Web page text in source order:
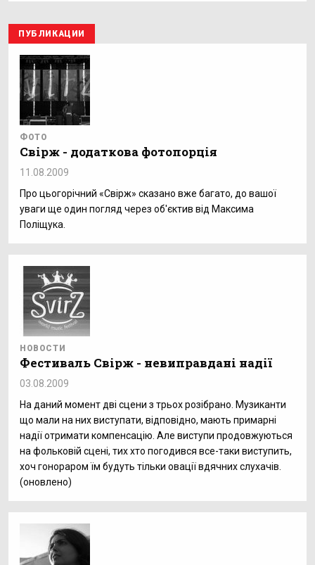
ПУБЛИКАЦИИ
ФОТО
Свірж - додаткова фотопорція
11.08.2009
Про цьогорічний «Свірж» сказано вже багато, до вашої
уваги ще один погляд через об'єктив від Максима
Поліщука.
НОВОСТИ
Фестиваль Свірж - невиправдані надії
03.08.2009
На даний момент дві сцени з трьох розібрано. Музиканти
що мали на них виступати, відповідно, мають примарні
надії отримати компенсацію. Але виступи продовжуються
на фольковій сцені, тих хто погодився все-таки виступить,
хоч гонораром їм будуть тільки овації вдячних слухачів.
(оновлено)